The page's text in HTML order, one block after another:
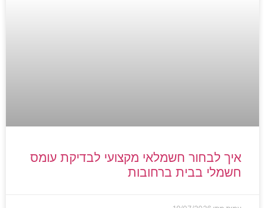
איך לבחור חשמלאי מקצועי לבדיקת עומס
חשמלי בבית ברחובות